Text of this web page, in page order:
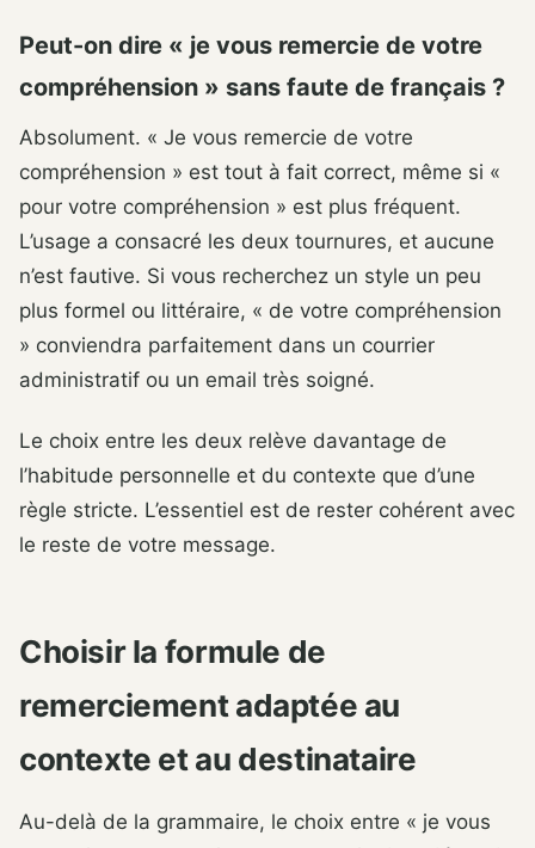
Peut-on dire « je vous remercie de votre
compréhension » sans faute de français ?
Absolument. « Je vous remercie de votre
compréhension » est tout à fait correct, même si «
pour votre compréhension » est plus fréquent.
L’usage a consacré les deux tournures, et aucune
n’est fautive. Si vous recherchez un style un peu
plus formel ou littéraire, « de votre compréhension
» conviendra parfaitement dans un courrier
administratif ou un email très soigné.
Le choix entre les deux relève davantage de
l’habitude personnelle et du contexte que d’une
règle stricte. L’essentiel est de rester cohérent avec
le reste de votre message.
Choisir la formule de
remerciement adaptée au
contexte et au destinataire
Au-delà de la grammaire, le choix entre « je vous